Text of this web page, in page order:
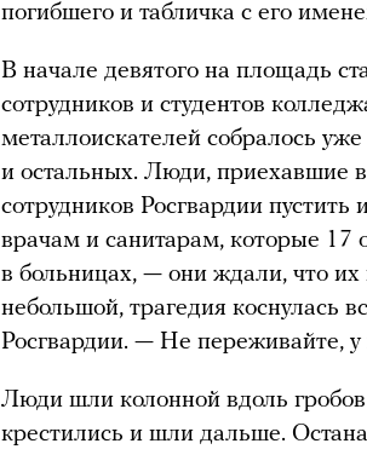
погибшего и табличка с его
В начале девятого на площадь
сотрудников и студентов
металлоискателей собралось
и остальных. Люди, приехавшие
сотрудников Росгвардии
врачам и санитарам, которые 17
в больницах, — они ждали, что
небольшой, трагедия коснулась
Росгвардии. — Не переживайте,
Люди шли колонной вдоль
крестились и шли дальше.